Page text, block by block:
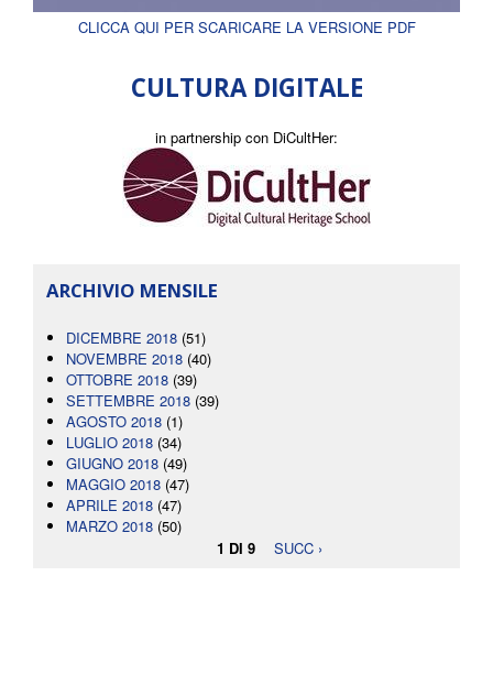
CLICCA QUI PER SCARICARE LA VERSIONE PDF
CULTURA DIGITALE
in partnership con DiCultHer:
ARCHIVIO MENSILE
DICEMBRE 2018 (51)
NOVEMBRE 2018 (40)
OTTOBRE 2018 (39)
SETTEMBRE 2018 (39)
AGOSTO 2018 (1)
LUGLIO 2018 (34)
GIUGNO 2018 (49)
MAGGIO 2018 (47)
APRILE 2018 (47)
MARZO 2018 (50)
1 DI 9
SUCC ›